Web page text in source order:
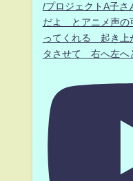
/プロジェクトA子
だよ とアニメ声の
ってくれる 起き上
タさせて 右へ左へ